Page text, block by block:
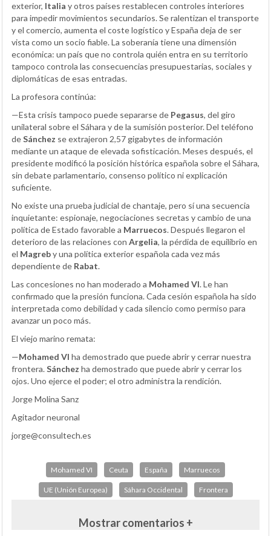
exterior, Italia y otros países restablecen controles interiores
para impedir movimientos secundarios. Se ralentizan el transporte
y el comercio, aumenta el coste logístico y España deja de ser
vista como un socio fiable. La soberanía tiene una dimensión
económica: un país que no controla quién entra en su territorio
tampoco controla las consecuencias presupuestarias, sociales y
diplomáticas de esas entradas.
La profesora continúa:
—Esta crisis tampoco puede separarse de Pegasus, del giro
unilateral sobre el Sáhara y de la sumisión posterior. Del teléfono
deSánchez se extrajeron 2,57 gigabytes de información
mediante un ataque de elevada sofisticación. Meses después, el
presidente modificó la posición histórica española sobre el Sáhara,
sin debate parlamentario, consenso político ni explicación
suficiente.
No existe una prueba judicial de chantaje, pero sí una secuencia
inquietante: espionaje, negociaciones secretas y cambio de una
política de Estado favorable a Marruecos. Después llegaron el
deterioro de las relaciones con Argelia, la pérdida de equilibrio en
el Magreby una política exterior española cada vez más
dependiente de Rabat.
Las concesiones no han moderado a Mohamed VI. Le han
confirmado que la presión funciona. Cada cesión española ha sido
interpretada como debilidad y cada silencio como permiso para
avanzar un poco más.
El viejo marino remata:
—Mohamed VI ha demostrado que puede abrir y cerrar nuestra
frontera.Sánchez ha demostrado que puede abrir y cerrar los
ojos. Uno ejerce el poder; el otro administra la rendición.
Jorge Molina Sanz
Agitador neuronal
jorge@consultech.es
Mohamed VI Ceuta España Marruecos
UE (Unión Europea) Sáhara Occidental Frontera
Mostrar comentarios +